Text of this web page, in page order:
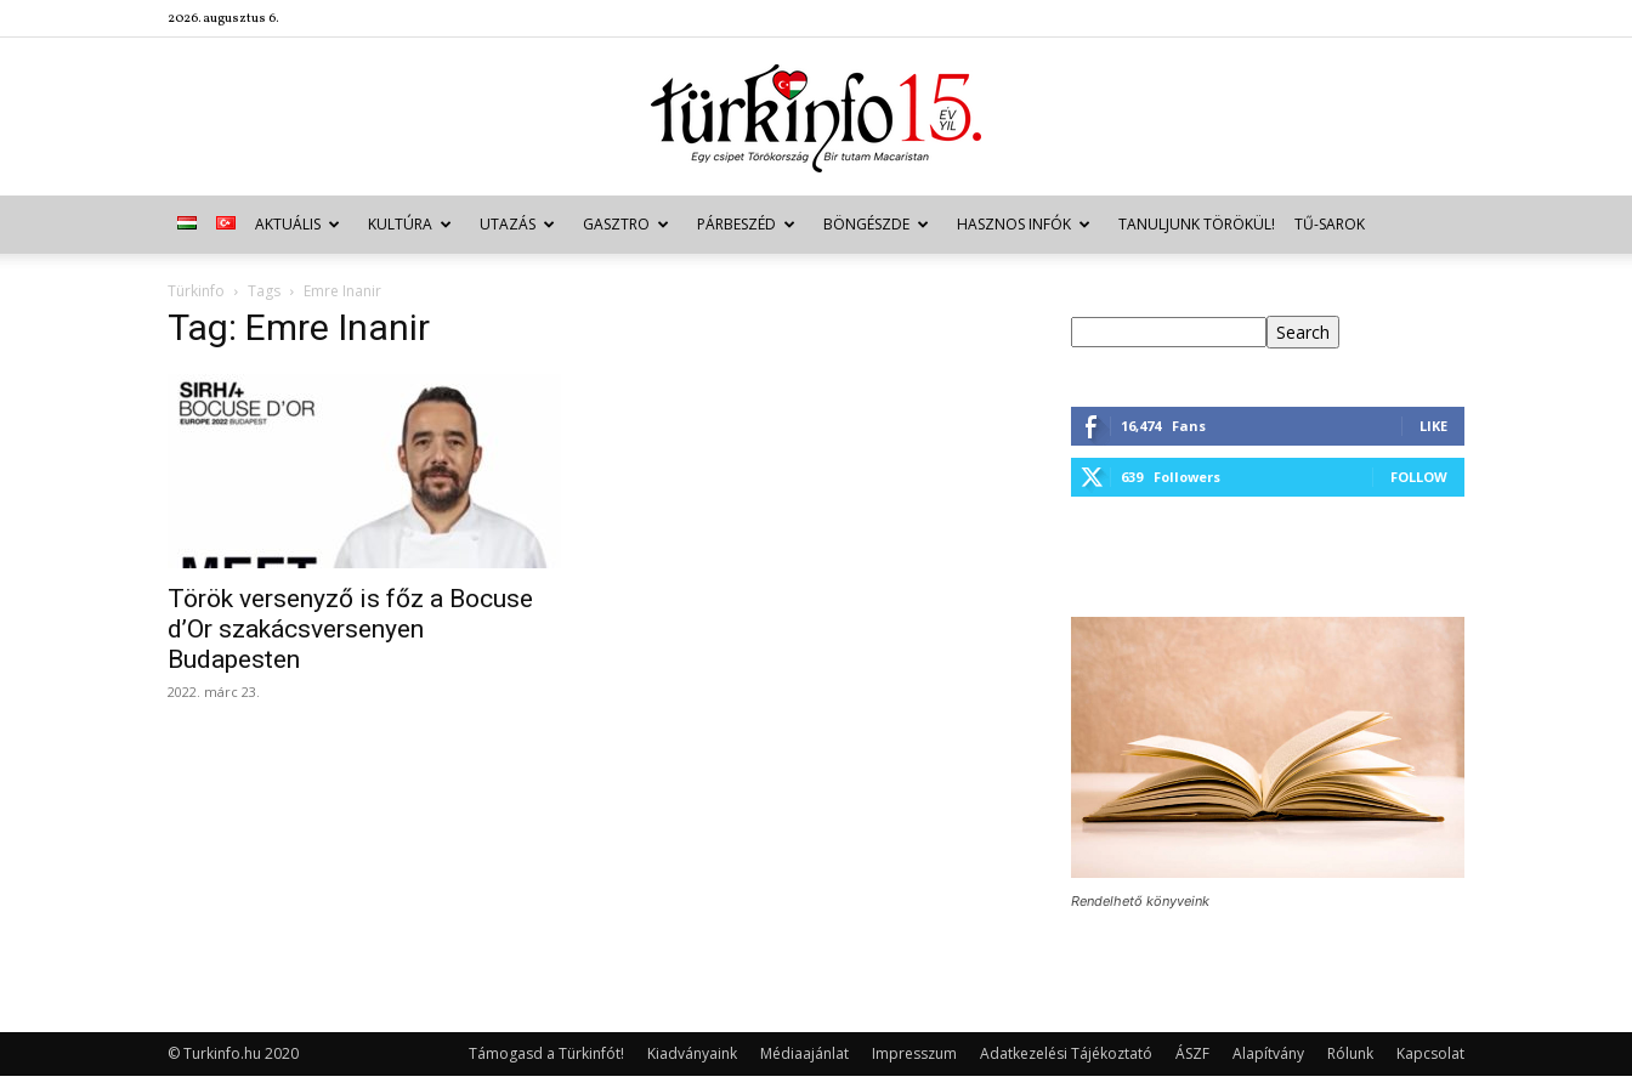
2026. augusztus 6.
Türkinfo
AKTUÁLIS KULTÚRA UTAZÁS GASZTRO PÁRBESZÉD BÖNGÉSZDE HASZNOS INFÓK TANULJUNK TÖRÖKÜL! TŰ-SAROK
Türkinfo Tags Emre Inanir
Tag: Emre Inanir
Török versenyző is főz a Bocuse
d’Or szakácsversenyen
Budapesten
2022. márc 23.
Search
16,474 Fans LIKE
639 Followers FOLLOW
Rendelhető könyveink
Támogasd a Türkinfót! Kiadványaink Médiaajánlat Impresszum Adatkezelési Tájékoztató ÁSZF Alapítvány Rólunk Kapcsolat
© Turkinfo.hu 2020